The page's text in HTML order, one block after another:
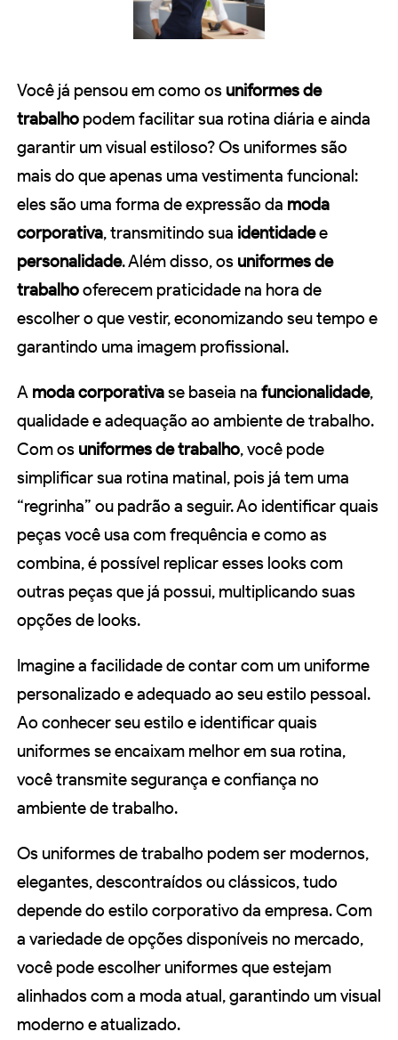
Você já pensou em como os uniformes de
trabalho podem facilitar sua rotina diária e ainda
garantir um visual estiloso? Os uniformes são
mais do que apenas uma vestimenta funcional:
eles são uma forma de expressão da moda
corporativa, transmitindo sua identidadee
personalidade. Além disso, os uniformes de
trabalhooferecem praticidade na hora de
escolher o que vestir, economizando seu tempo e
garantindo uma imagem profissional.
A moda corporativase baseia na funcionalidade,
qualidade e adequação ao ambiente de trabalho.
Com os uniformes de trabalho, você pode
simplificar sua rotina matinal, pois já tem uma
“regrinha” ou padrão a seguir. Ao identificar quais
peças você usa com frequência e como as
combina, é possível replicar esses looks com
outras peças que já possui, multiplicando suas
opções de looks.
Imagine a facilidade de contar com um uniforme
personalizado e adequado ao seu estilo pessoal.
Ao conhecer seu estilo e identificar quais
uniformes se encaixam melhor em sua rotina,
você transmite segurança e confiança no
ambiente de trabalho.
Os uniformes de trabalho podem ser modernos,
elegantes, descontraídos ou clássicos, tudo
depende do estilo corporativo da empresa. Com
a variedade de opções disponíveis no mercado,
você pode escolher uniformes que estejam
alinhados com a moda atual, garantindo um visual
moderno e atualizado.